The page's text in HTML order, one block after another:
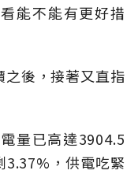
能不能有更好措
後，接著又直指
量已高達3904.5
3.37%，供電吃緊